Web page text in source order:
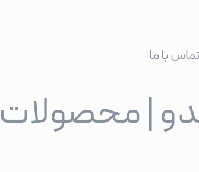
تماس با ما
| محصولات